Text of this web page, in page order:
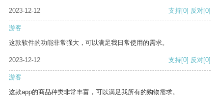
2023-12-12 支持[0] 反对[0]
游客
这款软件的功能非常强大，可以满足我日常使用的需求。
2023-12-12 支持[0] 反对[0]
游客
这款app的商品种类非常丰富，可以满足我所有的购物需求。